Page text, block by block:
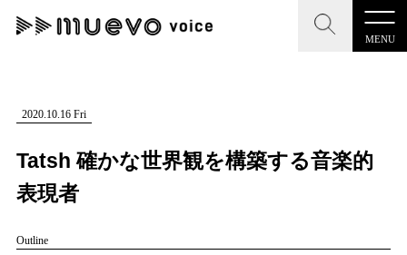
MENU
CLOSE
記事を検索する
人気ワード
CLOSE
"読者の声を形にする”音楽特化メディア
MENU
2020.10.16 Fri
Tatsh 確かな世界観を構築する音楽的
表現者
Outline